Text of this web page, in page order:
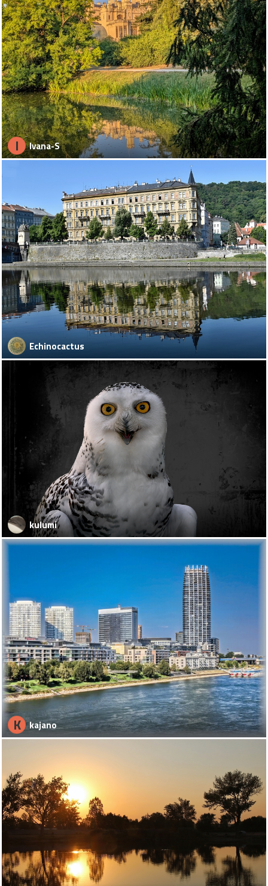
I Ivana-S
Echinocactus
kulumi
K kajano